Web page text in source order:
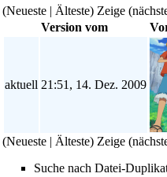
(Neueste | Älteste) Zeige
Version vom
aktuell 21:51, 14. Dez. 2009
(Neueste | Älteste) Zeige
Suche nach Datei-